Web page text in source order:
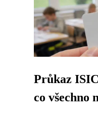
Průkaz
co všechno